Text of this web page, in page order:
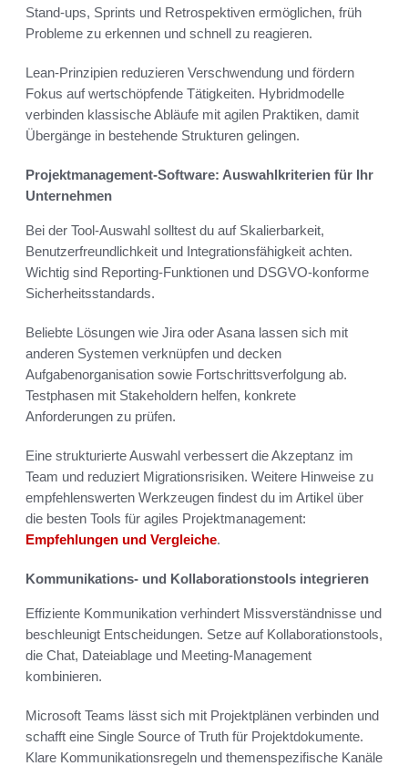
Stand-ups, Sprints und Retrospektiven ermöglichen, früh
Probleme zu erkennen und schnell zu reagieren.
Lean-Prinzipien reduzieren Verschwendung und fördern
Fokus auf wertschöpfende Tätigkeiten. Hybridmodelle
verbinden klassische Abläufe mit agilen Praktiken, damit
Übergänge in bestehende Strukturen gelingen.
Projektmanagement-Software: Auswahlkriterien für Ihr
Unternehmen
Bei der Tool-Auswahl solltest du auf Skalierbarkeit,
Benutzerfreundlichkeit und Integrationsfähigkeit achten.
Wichtig sind Reporting-Funktionen und DSGVO-konforme
Sicherheitsstandards.
Beliebte Lösungen wie Jira oder Asana lassen sich mit
anderen Systemen verknüpfen und decken
Aufgabenorganisation sowie Fortschrittsverfolgung ab.
Testphasen mit Stakeholdern helfen, konkrete
Anforderungen zu prüfen.
Eine strukturierte Auswahl verbessert die Akzeptanz im
Team und reduziert Migrationsrisiken. Weitere Hinweise zu
empfehlenswerten Werkzeugen findest du im Artikel über
die besten Tools für agiles Projektmanagement:
Empfehlungen und Vergleiche.
Kommunikations- und Kollaborationstools integrieren
Effiziente Kommunikation verhindert Missverständnisse und
beschleunigt Entscheidungen. Setze auf Kollaborationstools,
die Chat, Dateiablage und Meeting-Management
kombinieren.
Microsoft Teams lässt sich mit Projektplänen verbinden und
schafft eine Single Source of Truth für Projektdokumente.
Klare Kommunikationsregeln und themenspezifische Kanäle